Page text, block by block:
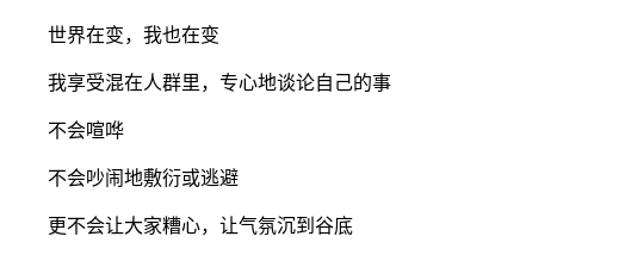
世界在变，我也在变
我享受混在人群里，专心地谈论自己的事
不会喧哗
不会吵闹地敷衍或逃避
更不会让大家糟心，让气氛沉到谷底